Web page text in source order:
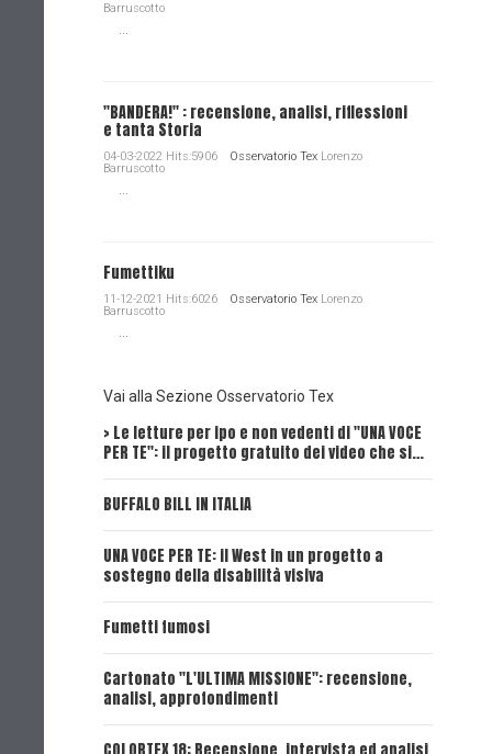
Barruscotto
"BANDERA!" : recensione, analisi, riflessioni
e tanta Storia
04-03-2022 Hits:5906 Osservatorio Tex Lorenzo
Barruscotto
Fumettiku
11-12-2021 Hits:6026 Osservatorio Tex Lorenzo
Barruscotto
Vai alla Sezione Osservatorio Tex
> Le letture per ipo e non vedenti di "UNA VOCE
PER TE": il progetto gratuito dei video che si…
BUFFALO BILL IN ITALIA
UNA VOCE PER TE: il West in un progetto a
sostegno della disabilità visiva
Fumetti fumosi
Cartonato "L'ULTIMA MISSIONE": recensione,
analisi, approfondimenti